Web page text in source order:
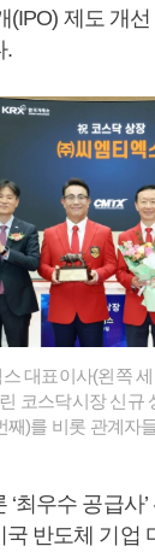
(IPO) 제도 개
.
대표이사(왼쪽
코스닥시장 신규
째)를 비롯 관계자
최우수 공급사’
반도체 기업